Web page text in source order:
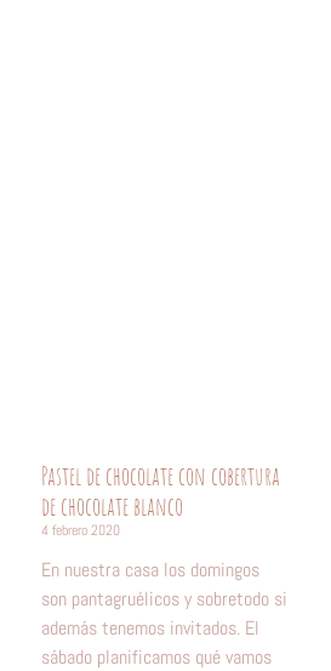
Pastel de chocolate con cobertura
de chocolate blanco
4 febrero 2020
En nuestra casa los domingos
son pantagruélicos y sobretodo si
además tenemos invitados. El
sábado planificamos qué vamos